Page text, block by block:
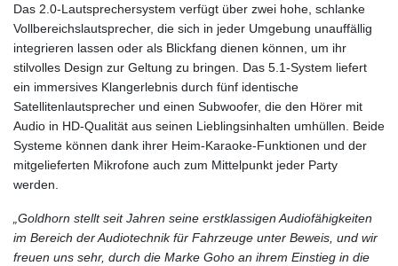
Das 2.0-Lautsprechersystem verfügt über zwei hohe, schlanke
Vollbereichslautsprecher, die sich in jeder Umgebung unauffällig
integrieren lassen oder als Blickfang dienen können, um ihr
stilvolles Design zur Geltung zu bringen. Das 5.1-System liefert
ein immersives Klangerlebnis durch fünf identische
Satellitenlautsprecher und einen Subwoofer, die den Hörer mit
Audio in HD-Qualität aus seinen Lieblingsinhalten umhüllen. Beide
Systeme können dank ihrer Heim-Karaoke-Funktionen und der
mitgelieferten Mikrofone auch zum Mittelpunkt jeder Party
werden.
„Goldhorn stellt seit Jahren seine erstklassigen Audiofähigkeiten
im Bereich der Audiotechnik für Fahrzeuge unter Beweis, und wir
freuen uns sehr, durch die Marke Goho an ihrem Einstieg in die